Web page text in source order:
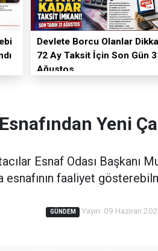
Devlete Borcu Olanlar
72 Ay Taksit İçin Son Gün
Ağustos
Yeni
Esnaf Odası Başkanı
faaliyet
GÜNDEM Yayın: 09 Haziran